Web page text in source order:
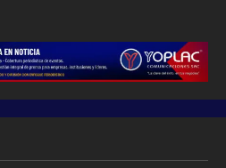
Inti Raymi, Fiesta de
y otras tradiciones
de 2026 0 39
HISTÓRICA! Larcomar
en más de 500% su renta a